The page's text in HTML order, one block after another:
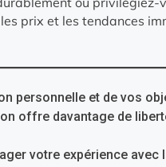
prix et les tendances
personnelle et de vos
offre davantage de
votre expérience avec